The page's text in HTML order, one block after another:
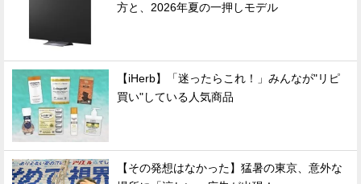
方と、2026年夏の一押しモデル
【iHerb】「迷ったらこれ！」みんなが"リピ
買い"している人気商品
【その発想はなかった】猛暑の東京、意外な